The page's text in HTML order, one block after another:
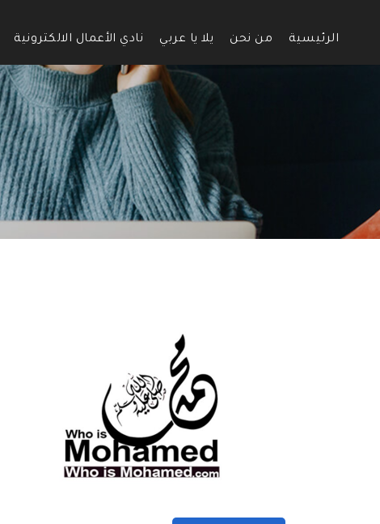
الرئيسية من نحن يلا يا عربي نادي الأعمال الالكترونية